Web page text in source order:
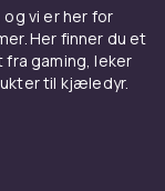
vi er her for
Her finner du et
gaming, leker
til kjæledyr.